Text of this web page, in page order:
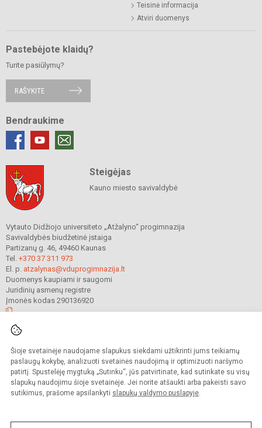
Šioje svetainėje naudojame slapukus siekdami užtikrinti jums teikiamų
paslaugų kokybę, analizuoti svetainės naudojimą ir optimizuoti naršymo
patirtį. Spustelėję mygtuką „Sutinku“, jūs patvirtinate, kad sutinkate su visų
slapukų naudojimu šioje svetainėje. Jei norite atšaukti arba pakeisti savo
sutikimus, prašome apsilankyti slapukų valdymo puslapyje.
Teisinė informacija
Atviri duomenys
Pastebėjote klaidų?
Turite pasiūlymų?
RAŠYKITE
Bendraukime
Steigėjas
Kauno miesto savivaldybė
Vytauto Didžiojo universiteto „Atžalyno“ progimnazija
Savivaldybės biudžetinė įstaiga
Partizanų g. 46, 49460 Kaunas
Tel. +370 37 311 973
El. p. atzalynas@vduprogimnazija.lt
Duomenys kaupiami ir saugomi
Juridinių asmenų registre
Įmonės kodas 290136920
saugomos.
Kopijuoti turinį be raštiško gimnazijos sutikimo griežtai draudžiama.
Prieinamumo paraiška Slapukų valdymas
Sumanus būdas atnaujinti